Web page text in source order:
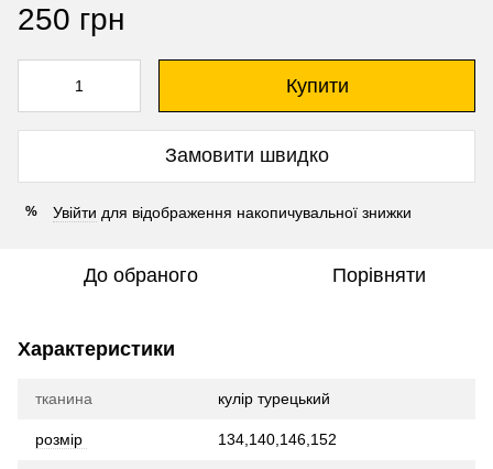
250 грн
Купити
Замовити швидко
% Увійти для відображення накопичувальної знижки
До обраного Порівняти
Характеристики
тканина кулір турецький
розмір 134,140,146,152